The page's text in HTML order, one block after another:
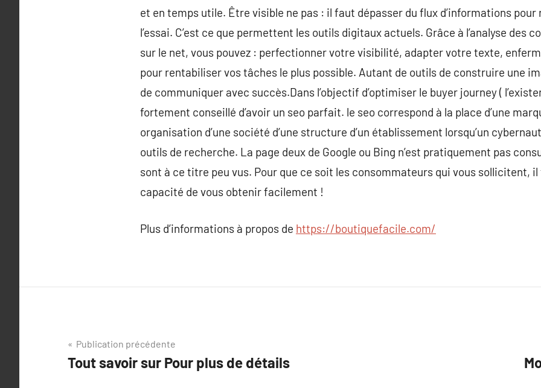
et en temps utile. Être visible ne pas : il faut dépasser du flux d’informations
l’essai. C’est ce que permettent les outils digitaux actuels. Grâce à l’analyse des
sur le net, vous pouvez : perfectionner votre visibilité, adapter votre texte,
pour rentabiliser vos tâches le plus possible. Autant de outils de construire une
de communiquer avec succès.Dans l’objectif d’optimiser le buyer journey (
fortement conseillé d’avoir un seo parfait. le seo correspond à la place d’une
organisation d’une société d’une structure d’un établissement lorsqu’un
outils de recherche. La page deux de Google ou Bing n’est pratiquement pas
sont à ce titre peu vus. Pour que ce soit les consommateurs qui vous sollicitent, il
capacité de vous obtenir facilement !
Plus d’informations à propos de https://boutiquefacile.com/
Navigation
de
Publication précédente
Tout savoir sur Pour plus de détails